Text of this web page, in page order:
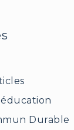
Durable